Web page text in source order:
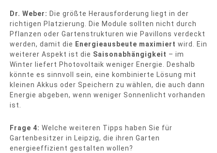
Dr. Weber: Die größte Herausforderung liegt in der
richtigen Platzierung. Die Module sollten nicht durch
Pflanzen oder Gartenstrukturen wie Pavillons verdeckt
werden, damit die Energieausbeute maximiert wird. Ein
weiterer Aspekt ist die Saisonabhängigkeit – im
Winter liefert Photovoltaik weniger Energie. Deshalb
könnte es sinnvoll sein, eine kombinierte Lösung mit
kleinen Akkus oder Speichern zu wählen, die auch dann
Energie abgeben, wenn weniger Sonnenlicht vorhanden
ist.
Frage 4: Welche weiteren Tipps haben Sie für
Gartenbesitzer in Leipzig, die ihren Garten
energieeffizient gestalten wollen?